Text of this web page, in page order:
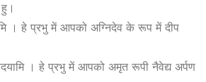
। हे प्रभु में आपको अग्निदेव के रूप में दीप
। हे प्रभु में आपको अमृत रूपी नैवेद्य अर्पण